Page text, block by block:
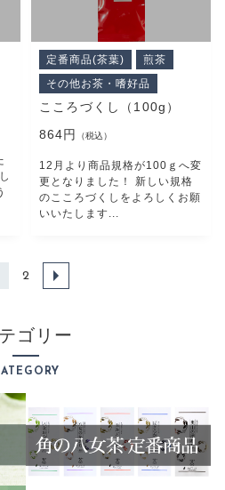
定番商品(茶葉)
煎茶
その他お茶・嗜好品
こころづくし（100g）
864円
（税込）
12月より商品規格が100ｇへ変
更となりました！ 新しい規格
のこころづくしをよろしくお願
いいたします...
2
ゴリー